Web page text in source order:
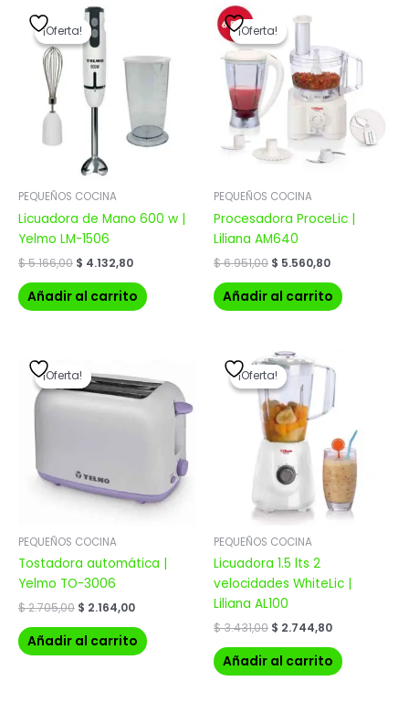
¡Oferta!
¡Oferta!
PEQUEÑOS COCINA
Licuadora de Mano 600 w |
Yelmo LM-1506
$5.166,00
El
precio
original
era:
$ 5.166,00.
$ 4.132,80
es:
$ 4.132,80.
Añadir al carrito
¡Oferta!
¡Oferta!
PEQUEÑOS COCINA
Procesadora ProceLic |
Liliana AM640
$6.951,00
precio
original
era:
$ 6.951,00.
$ 5.560,80
es:
$ 5.560,80.
Añadir al carrito
¡Oferta!
¡Oferta!
PEQUEÑOS COCINA
Tostadora automática |
Yelmo TO-3006
$2.705,00
precio
original
era:
$ 2.705,00.
$ 2.164,00
actual
es:
$ 2.164,00.
Añadir al carrito
¡Oferta!
¡Oferta!
PEQUEÑOS COCINA
Licuadora 1.5 lts 2
velocidades WhiteLic |
Liliana AL100
$3.431,00
El
precio
original
era:
$ 3.431,00.
$ 2.744,80
precio
actual
es:
$ 2.744,80.
Añadir al carrito